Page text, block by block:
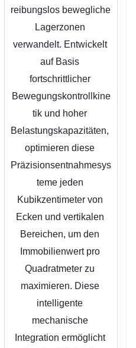
reibungslos bewegliche
Lagerzonen
verwandelt. Entwickelt
auf Basis
fortschrittlicher
Bewegungskontrollkine
tik und hoher
Belastungskapazitäten,
optimieren diese
Präzisionsentnahmesys
teme jeden
Kubikzentimeter von
Ecken und vertikalen
Bereichen, um den
Immobilienwert pro
Quadratmeter zu
maximieren. Diese
intelligente
mechanische
Integration ermöglicht